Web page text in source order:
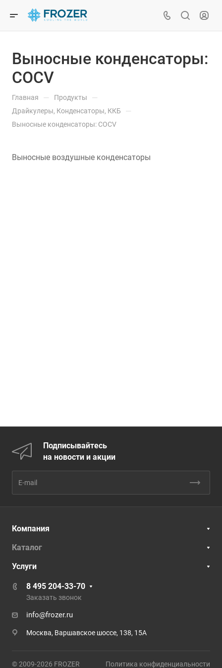
Выносные конденсаторы:
COCV
Главная — Продукты —
Драйкулеры, Конденсаторы, ККБ —
Выносные конденсаторы: COCV
Выносные воздушные конденсаторы
Подписывайтесь
на новости и акции
Компания
Каталог
Услуги
8 495 204-33-70
Заказать звонок
info@frozer.ru
Москва, Варшавское шоссе, 138, 15А
© 2009-2026 FROZER Политика конфиденциальности